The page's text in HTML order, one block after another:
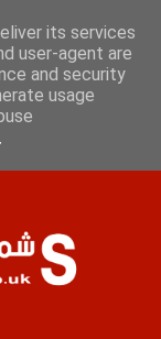
الصفحات
its services
user-agent are
and security
usage